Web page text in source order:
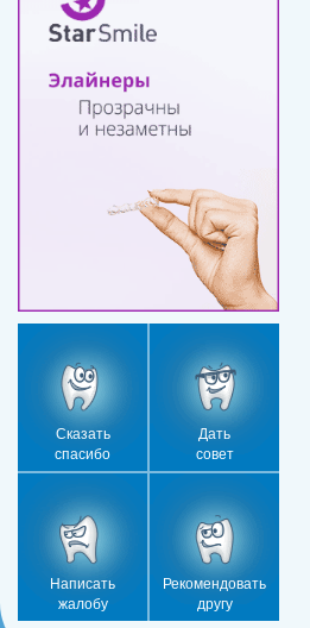
Сказать
спасибо
Дать
совет
Написать
жалобу
Рекомендовать
другу